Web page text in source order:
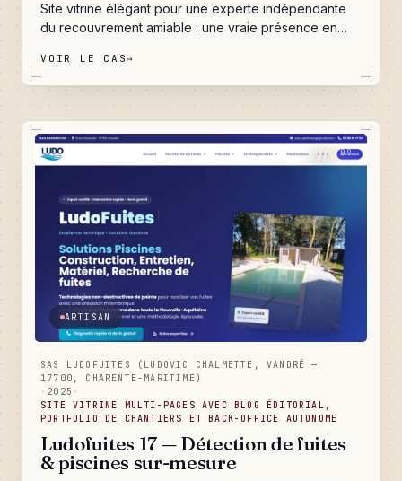
Site vitrine élégant pour une experte indépendante
du recouvrement amiable : une vraie présence en
impayés, met en avant une approche humaine plutôt
que judiciaire, capte les recherches Google sur des
en prises de contact qualifiées.
VOIR LE CAS→
06 /09
ARTISAN
SAS LUDOFUITES (LUDOVIC CHALMETTE, VANDRÉ —
17700, CHARENTE-MARITIME)
· 2025 ·
SITE VITRINE MULTI-PAGES AVEC BLOG ÉDITORIAL,
PORTFOLIO DE CHANTIERS ET BACK-OFFICE AUTONOME
Ludofuites 17 — Détection de fuites
& piscines sur-mesure